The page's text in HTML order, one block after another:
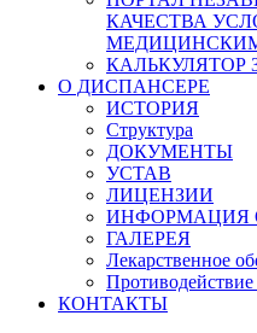
КАЧЕСТВА
КАЛЬКУЛЯТОР
О ДИСПАНСЕРЕ
ИСТОРИЯ
Структура
ДОКУМЕНТЫ
УСТАВ
ЛИЦЕНЗИИ
ИНФОРМАЦИЯ
ГАЛЕРЕЯ
Лекарственное
КОНТАКТЫ